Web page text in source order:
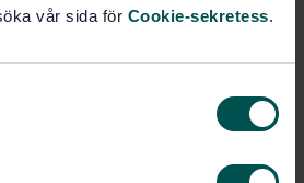
vår sida för Cookie-sekretess.
risk reduction (ISO 12100:2010)